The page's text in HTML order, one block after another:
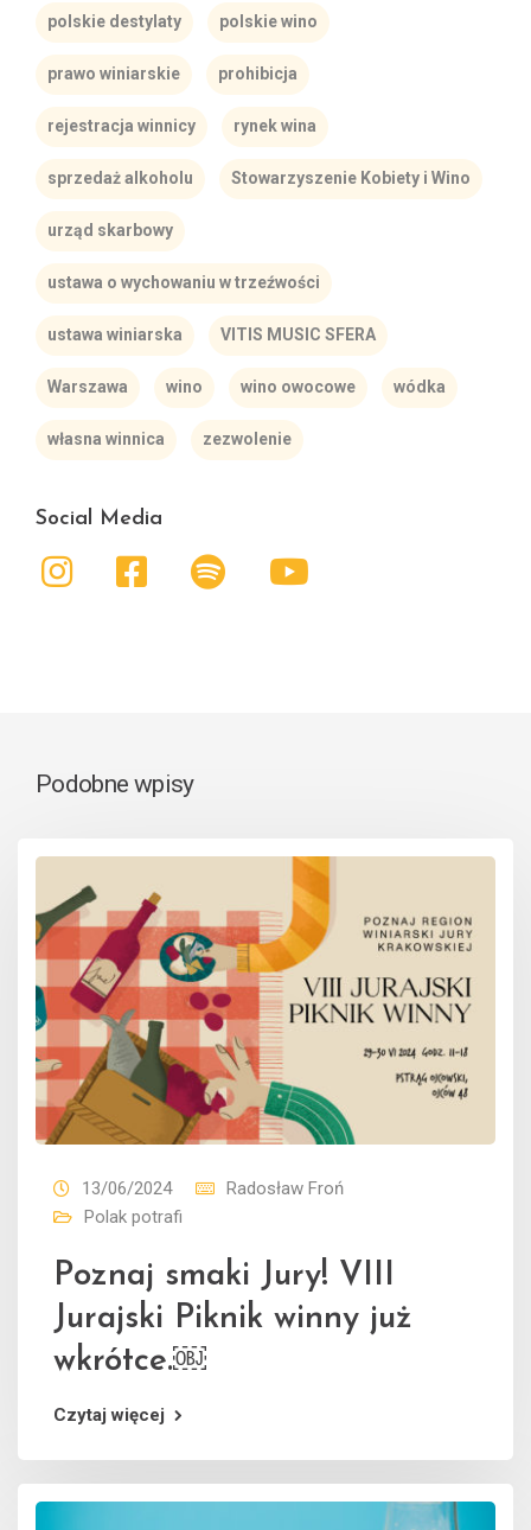
polskie destylaty polskie wino
prawo winiarskie prohibicja
rejestracja winnicy rynek wina
sprzedaż alkoholu Stowarzyszenie Kobiety i Wino
urząd skarbowy
ustawa o wychowaniu w trzeźwości
ustawa winiarska VITIS MUSIC SFERA
Warszawa wino wino owocowe wódka
własna winnica zezwolenie
Social Media
Podobne wpisy
13/06/2024
Radosław Froń
Polak potrafi
Poznaj smaki Jury! VIII
Jurajski Piknik winny już
wkrótce.￼
Czytaj więcej